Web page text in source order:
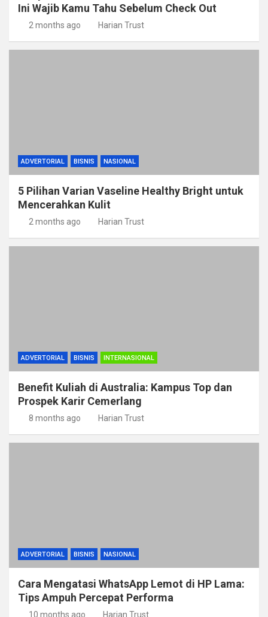
Ini Wajib Kamu Tahu Sebelum Check Out
2 months ago Harian Trust
ADVERTORIAL BISNIS NASIONAL
5 Pilihan Varian Vaseline Healthy Bright untuk
Mencerahkan Kulit
2 months ago Harian Trust
ADVERTORIAL BISNIS INTERNASIONAL
Benefit Kuliah di Australia: Kampus Top dan
Prospek Karir Cemerlang
8 months ago Harian Trust
ADVERTORIAL BISNIS NASIONAL
Cara Mengatasi WhatsApp Lemot di HP Lama:
Tips Ampuh Percepat Performa
10 months ago Harian Trust